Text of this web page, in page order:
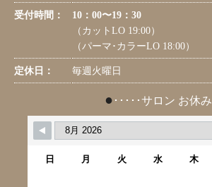
受付時間：
10：00〜19：30
（カットLO 19:00）
（パーマ･カラーLO 18:00）
定休日： 毎週火曜日
● ･････サロン お休み
日 月 火 水 木